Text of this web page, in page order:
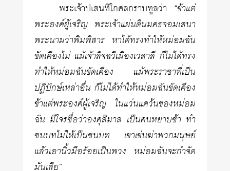
พระเจ้าปเสนทิโกศลกราบทูลว่า “ข้าแต่
พระองค์ผู้เจริญ พระเจ้าแผ่นดินมคธจอมเสนา
พระนามว่าพิมพิสาร หาได้ทรงทำให้หม่อมฉัน
ขัดเคืองไม่ แม้เจ้าลิจฉวีเมืองเวสาลี ก็ไม่ได้ทรง
ทำให้หม่อมฉันขัดเคือง แม้พระราชาที่เป็น
ปฏิปักษ์เหล่าอื่น ก็ไม่ได้ทำให้หม่อมฉันขัดเคือง
ข้าแต่พระองค์ผู้เจริญ ในแว่นแคว้นของหม่อม
ฉัน มีโจรชื่อว่าองคุลิมาล เป็นคนหยาบช้า ทำ
ชนบทไม่ให้เป็นชนบท เขาเข่นฆ่าพวกมนุษย์
แล้วเอานิ้วมือร้อยเป็นพวง หม่อมฉันจะกำจัด
มันเสีย”